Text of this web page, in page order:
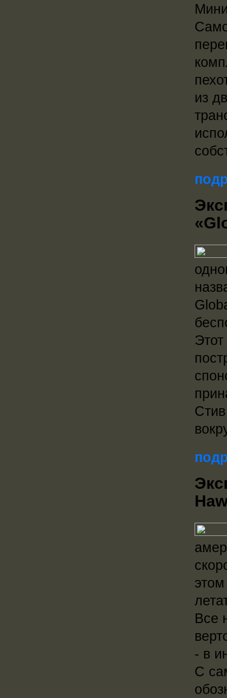
из
Все
- в
С